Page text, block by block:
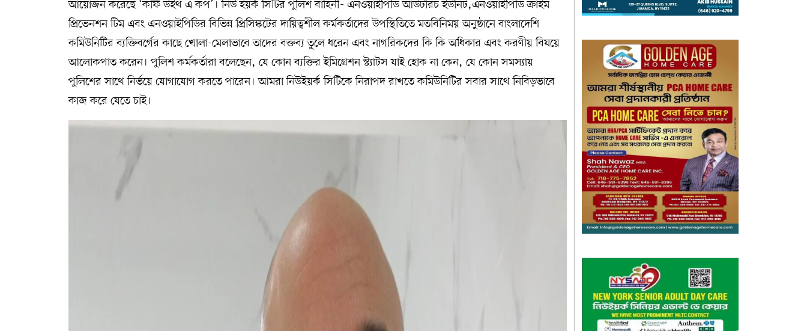
আয়োজন করেছে ‘কফি উইথ এ কপ’। নিউ ইয়র্ক সিটির পুলিশ বাহিনী- এনওয়াইপিডি আউটরিচ ইউনিট,এনওয়াইপিডি ক্রাইম
প্রিভেনশন টিম এবং এনওয়াইপিডির বিভিন্ন প্রিসিঙ্কটের দায়িত্বশীল কর্মকর্তাদের উপস্থিতিতে মতবিনিময় অনুষ্ঠানে বাংলাদেশি
কমিউনিটির ব্যক্তিবর্গের কাছে খোলা-মেলাভাবে তাদের বক্তব্য তুলে ধরেন এবং নাগরিকদের কি কি অধিকার এবং করণীয় বিষয়ে
আলোকপাত করেন। পুলিশ কর্মকর্তারা বলেছেন, যে কোন ব্যক্তির ইমিগ্রেশন স্ট্যাটস যাই হোক না কেন, যে কোন সমস্যায়
পুলিশের সাথে নির্ভয়ে যোগাযোগ করতে পারেন। আমরা নিউইয়র্ক সিটিকে নিরাপদ রাখতে কমিউনিটির সবার সাথে নিবিড়ভাবে
কাজ করে যেতে চাই।